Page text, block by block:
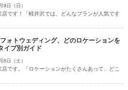
スタジオトップ
9日（日）
です！「軽井沢では、どんなプランが人気です
ォトウェディング、どのロケーションを
イプ別ガイド
8日（土）
です。「ロケーションがたくさんあって、どこ